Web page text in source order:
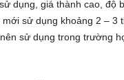
dụng, giá thành cao, độ
mới sử dụng khoảng 2 –
sử dụng trong trường